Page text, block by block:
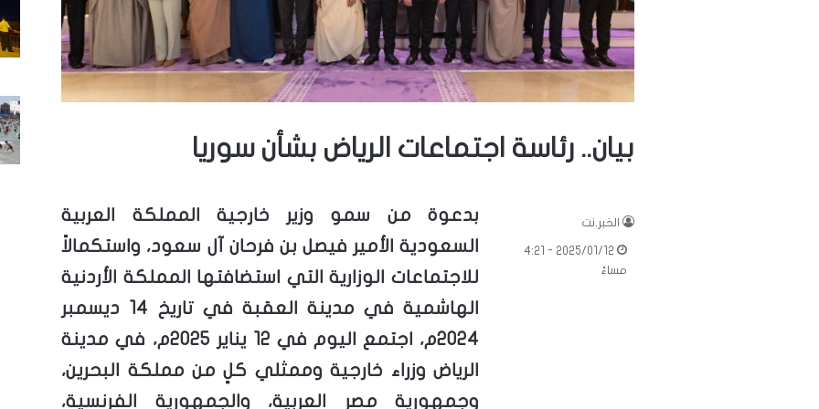
بيان.. رئاسة اجتماعات الرياض بشأن سوريا
بدعوة من سمو وزير خارجية المملكة العربية
السعودية الأمير فيصل بن فرحان آل سعود، واستكمالاً
للاجتماعات الوزارية التي استضافتها المملكة الأردنية
الهاشمية في مدينة العقبة في تاريخ 14 ديسمبر
2024م، اجتمع اليوم في 12 يناير 2025م، في مدينة
الرياض وزراء خارجية وممثلي كلٍ من مملكة البحرين،
وجمهورية مصر العربية، والجمهورية الفرنسية،
الخبر.نت
2025/01/12 - 4:21
مساءً